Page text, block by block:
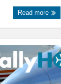
Read more